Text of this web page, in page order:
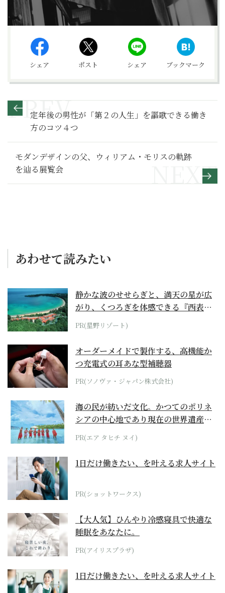
シェア ポスト シェア ブックマーク
定年後の男性が「第２の人生」を謳歌できる働き
方のコツ４つ
モダンデザインの父、ウィリアム・モリスの軌跡
を辿る展覧会
あわせて読みたい
静かな波のせせらぎと、満天の星が広
がり、くつろぎを体感できる『西表島
ホテル by...
PR(星野リゾート)
オーダーメイドで製作する、高機能か
つ充電式の耳あな型補聴器
PR(ソノヴァ・ジャパン株式会社)
海の民が紡いだ文化。かつてのポリネ
シアの中心地であり現在の世界遺産か
らみえてくる...
PR(エア タヒチ ヌイ)
1日だけ働きたい、を叶える求人サイト
PR(ショットワークス)
【大人気】ひんやり冷感寝具で快適な
睡眠をあなたに。
PR(アイリスプラザ)
1日だけ働きたい、を叶える求人サイト